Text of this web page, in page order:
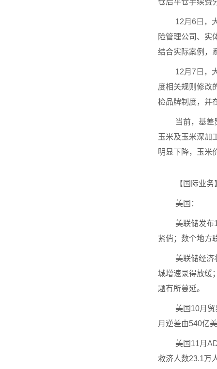
仓后平仓手续费
12月6日，
险管理公司、实
结合实际案例，
12月7日，
度相关规则修改
检品牌制度，并
当前，基差
玉米及玉米深加
明显下降，玉米
【国际业务
美国：
美联储发布
紧俏；数个地方
美联储经济
城增速录得放缓
题有所蔓延。
美国10月
月逆差由540亿
美国11月
救济人数23.1万